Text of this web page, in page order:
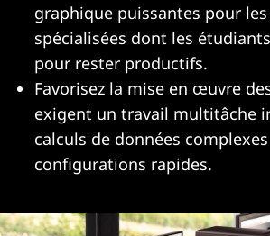
graphique puissantes pour
spécialisées dont les
pour rester productifs.
Favorisez la mise en œuvre
exigent un travail multitâche
calculs de données
configurations rapides.